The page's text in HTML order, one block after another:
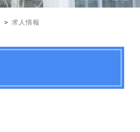
求人情報